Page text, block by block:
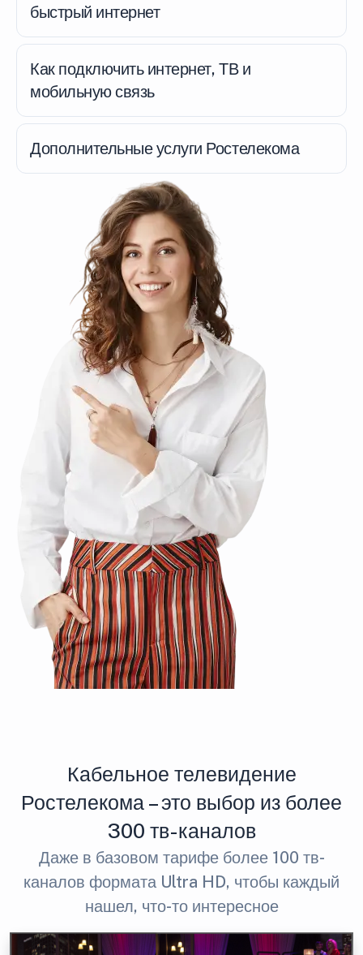
быстрый интернет
Как подключить интернет, ТВ и
мобильную связь
Дополнительные услуги Ростелекома
Кабельное телевидение
Ростелекома – это выбор из более
300 тв-каналов
Даже в базовом тарифе более 100 тв-
каналов формата Ultra HD, чтобы каждый
нашел, что-то интересное